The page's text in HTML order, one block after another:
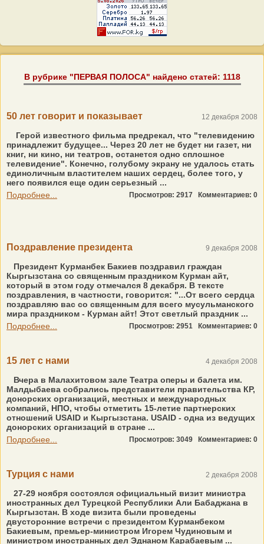
В рубрике "ПЕРВАЯ ПОЛОСА" найдено статей: 1118
50 лет говорит и показывает 12 декабря 2008
Герой известного фильма предрекал, что "телевидению
принадлежит будущее... Через 20 лет не будет ни газет, ни
книг, ни кино, ни театров, останется одно сплошное
телевидение". Конечно, голубому экрану не удалось стать
единоличным властителем наших сердец, более того, у
него появился еще один серьезный ...
Подробнее...
Просмотров: 2917 Комментариев: 0
Поздравление президента 9 декабря 2008
Президент Курманбек Бакиев поздравил граждан
Кыргызстана со священным праздником Курман айт,
который в этом году отмечался 8 декабря. В тексте
поздравления, в частности, говорится: "...От всего сердца
поздравляю вас со священным для всего мусульманского
мира праздником - Курман айт! Этот светлый праздник ...
Подробнее...
Просмотров: 2951 Комментариев: 0
15 лет с нами 4 декабря 2008
Вчера в Малахитовом зале Театра оперы и балета им.
Малдыбаева собрались представители правительства КР,
донорских организаций, местных и международных
компаний, НПО, чтобы отметить 15-летие партнерских
отношений USAID и Кыргызстана. USAID - одна из ведущих
донорских организаций в стране ...
Подробнее...
Просмотров: 3049 Комментариев: 0
Турция с нами 2 декабря 2008
27-29 ноября состоялся официальный визит министра
иностранных дел Турецкой Республики Али Бабаджана в
Кыргызстан. В ходе визита были проведены
двусторонние встречи с президентом Курманбеком
Бакиевым, премьер-министром Игорем Чудиновым и
министром иностранных дел Эднаном Карабаевым ...